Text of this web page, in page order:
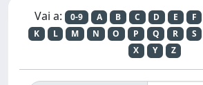
Vai a: 0-9 A B C D E F
K
L M N O P Q R S
X
Y Z